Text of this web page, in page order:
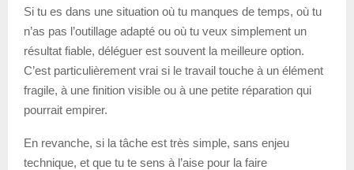
Si tu es dans une situation où tu manques de temps, où tu
n’as pas l’outillage adapté ou où tu veux simplement un
résultat fiable, déléguer est souvent la meilleure option.
C’est particulièrement vrai si le travail touche à un élément
fragile, à une finition visible ou à une petite réparation qui
pourrait empirer.
En revanche, si la tâche est très simple, sans enjeu
technique, et que tu te sens à l’aise pour la faire